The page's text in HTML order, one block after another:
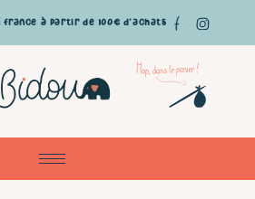
à partir de 100€ d'achats